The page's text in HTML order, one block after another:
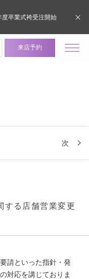
来店予約
次
する店舗営業変更
請といった指針・発
対応を講じておりま
卒業式袴受注開始